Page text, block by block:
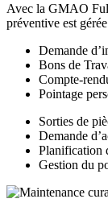
Avec la GMAO
préventive est
Demande
Bons de
Compte-
Pointage
Sorties de
Demande
Planification
Gestion du